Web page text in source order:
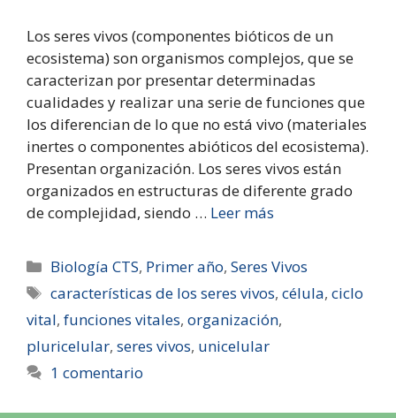
Los seres vivos (componentes bióticos de un
ecosistema) son organismos complejos, que se
caracterizan por presentar determinadas
cualidades y realizar una serie de funciones que
los diferencian de lo que no está vivo (materiales
inertes o componentes abióticos del ecosistema).
Presentan organización. Los seres vivos están
organizados en estructuras de diferente grado
de complejidad, siendo … Leer más
Biología CTS, Primer año,Seres Vivos
características de los seres vivos,célula,ciclo
vital, funciones vitales, organización,
pluricelular, seres vivos, unicelular
1 comentario